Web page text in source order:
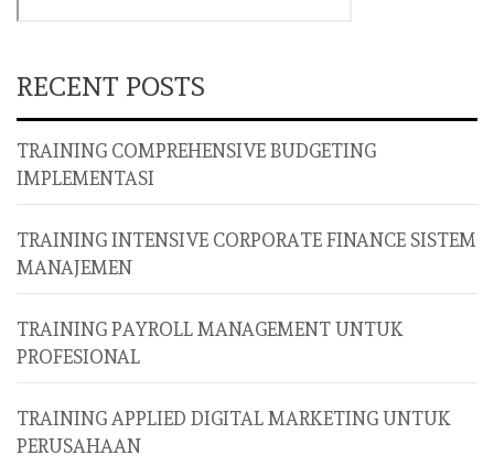
RECENT POSTS
TRAINING COMPREHENSIVE BUDGETING
IMPLEMENTASI
TRAINING INTENSIVE CORPORATE FINANCE SISTEM
MANAJEMEN
TRAINING PAYROLL MANAGEMENT UNTUK
PROFESIONAL
TRAINING APPLIED DIGITAL MARKETING UNTUK
PERUSAHAAN